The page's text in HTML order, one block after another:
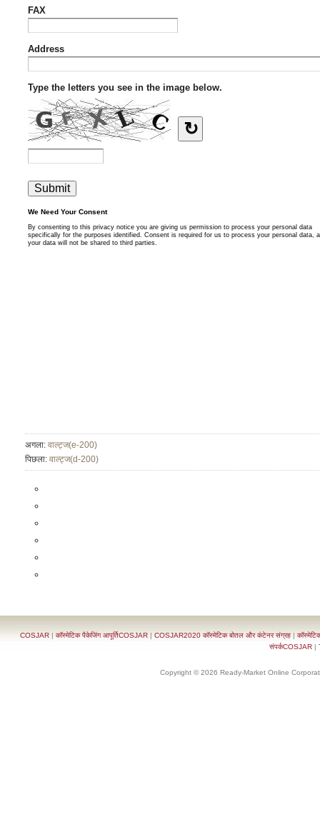
अगला: वाल्ट्ज(e-200)
पिछला: वाल्ट्ज(d-200)
COSJAR |कॉस्मेटिक पैकेजिंग आपूर्तिCOSJAR | COSJAR2020 कॉस्मेटिक बोतल और कंटेनर संग्रह |
संपर्कCOSJAR |
Copyright © 2026 Ready-Market Online